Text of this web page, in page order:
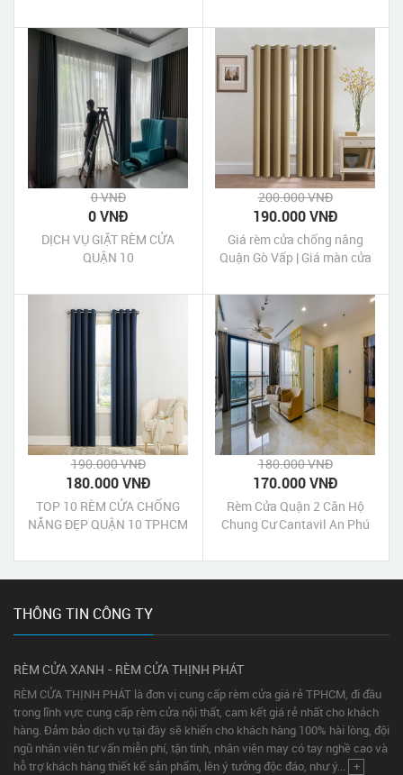
0 VNĐ
0 VNĐ
DỊCH VỤ GIẶT RÈM CỬA
QUẬN 10
200.000 VNĐ
190.000 VNĐ
Giá rèm cửa chống nắng
Quận Gò Vấp | Giá màn cửa
190.000 VNĐ
180.000 VNĐ
TOP 10 RÈM CỬA CHỐNG
NẮNG ĐẸP QUẬN 10 TPHCM
180.000 VNĐ
170.000 VNĐ
Rèm Cửa Quận 2 Căn Hộ
Chung Cư Cantavil An Phú
THÔNG TIN CÔNG TY
RÈM CỬA XANH - RÈM CỬA THỊNH PHÁT
RÈM CỬA THỊNH PHÁT là đơn vị cung cấp rèm cửa giá rẻ TPHCM, đi đầu
trong lĩnh vực cung cấp rèm cửa nội thất, cam kết giá rẻ nhất cho khách
hàng. Đảm bảo dịch vụ tại đây sẽ khiến cho khách hàng 100% hài lòng, đội
ngũ nhân viên tư vấn miễn phí, tận tình, nhân viên may có tay nghề cao và
hỗ trợ khách hàng thiết kế sản phẩm, lên ý tưởng độc đáo, như ý... +